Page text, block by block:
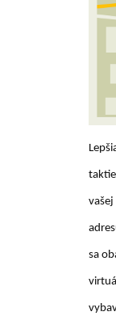
sa